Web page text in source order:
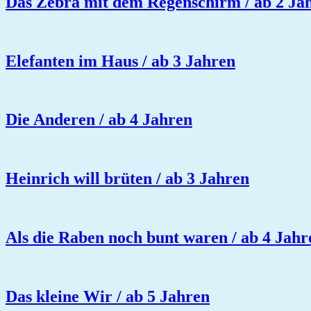
Elefanten im Haus / ab 3 Jahren
Die Anderen / ab 4 Jahren
Heinrich will brüten / ab 3 Jahren
Als die Raben noch bunt waren / ab 4
Das kleine Wir / ab 5 Jahren